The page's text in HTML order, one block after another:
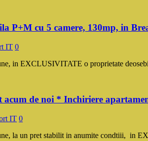
P+M cu 5 camere, 130mp, in
IT 0
in EXCLUSIVITATE o proprietate
de noi * Inchiriere
IT 0
la un pret stabilit in anumite condtiii, in